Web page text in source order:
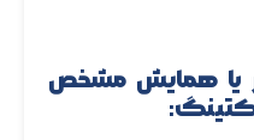
یا همایش مشخص